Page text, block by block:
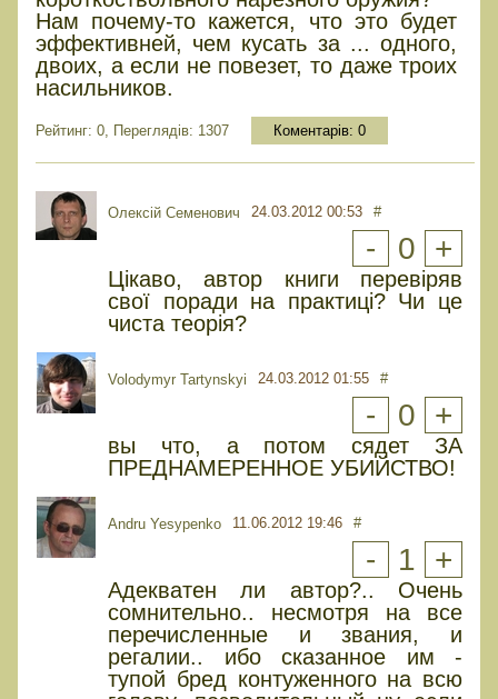
Нам почему-то кажется, что это будет
эффективней, чем кусать за ... одного,
двоих, а если не повезет, то даже троих
насильников.
Рейтинг: 0, Переглядів: 1307 Коментарів: 0
Олексій Семенович 24.03.2012 00:53 #
- 0 +
Цікаво, автор книги перевіряв
свої поради на практиці? Чи це
чиста теорія?
Volodymyr Tartynskyi 24.03.2012 01:55 #
- 0 +
вы что, а потом сядет ЗА
ПРЕДНАМЕРЕННОЕ УБИЙСТВО!
Andru Yesypenko 11.06.2012 19:46 #
- 1 +
Адекватен ли автор?.. Очень
сомнительно.. несмотря на все
перечисленные и звания, и
регалии.. ибо сказанное им -
тупой бред контуженного на всю